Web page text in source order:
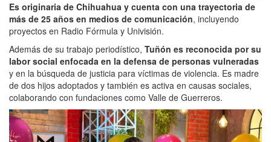
Es originaria de Chihuahua y cuenta con una trayectoria de
más de 25 años en medios de comunicación, incluyendo
proyectos en Radio Fórmula y Univisión.
Además de su trabajo periodístico, Tuñón es reconocida por su
labor social enfocada en la defensa de personas vulneradas
y en la búsqueda de justicia para víctimas de violencia. Es madre
de dos hijos adoptados y también es activa en causas sociales,
colaborando con fundaciones como Valle de Guerreros.